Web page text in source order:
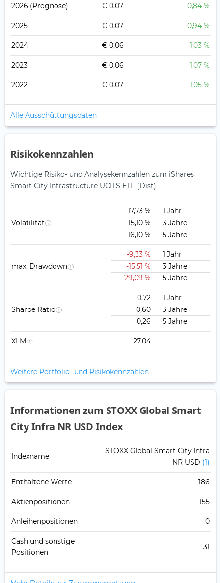
2026 (Prognose) € 0,07 0,84 %
2025 € 0,07 0,94 %
2024 € 0,06 1,03 %
2023 € 0,06 1,07 %
2022 € 0,07 1,05 %
Alle Ausschüttungsdaten
Risikokennzahlen
Wichtige Risiko- und Analysekennzahlen zum iShares
Smart City Infrastructure UCITS ETF (Dist)
Volatilität
17,73 %
1 Jahr
15,10 %
3 Jahre
16,10 %
5 Jahre
max. Drawdown
-9,33 %
1 Jahr
-15,51 %
3 Jahre
-29,09 %
5 Jahre
Sharpe Ratio
0,72
1 Jahr
0,60
3 Jahre
0,26
5 Jahre
XLM 27,04
Weitere Portfolio- und Risikokennzahlen
Informationen zum STOXX Global Smart
City Infra NR USD Index
Indexname
STOXX Global Smart City Infra
NR USD (1)
Enthaltene Werte 186
Aktienpositionen 155
Anleihenpositionen 0
Cash und sonstige
Positionen
31